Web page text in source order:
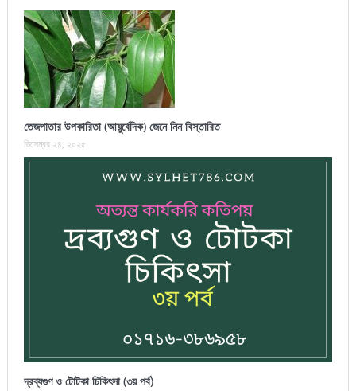
তেজপাতার উপকারিতা (আয়ুর্বেদিক) জেনে নিন বিস্তারিত
ডিসেম্বর ২৪, ২০২৫
দ্রব্যগুণ ও টোটকা চিকিৎসা (৩য় পর্ব)